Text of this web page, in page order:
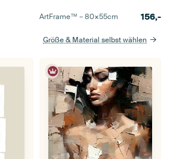
ArtFrame™ –80×55cm 156,-
Größe & Material selbst wählen